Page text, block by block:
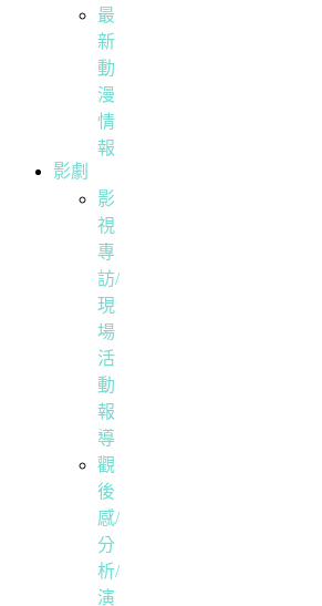
最
新
動
漫
情
報
影劇
影
視
專
訪/
現
場
活
動
報
導
觀
後
感/
分
析/
演